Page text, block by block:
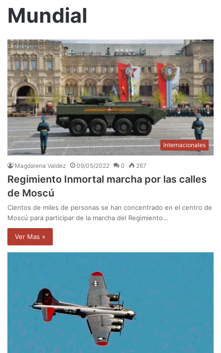
Mundial
Internacionales
Magdalena Valdez 09/05/2022 0 267
Regimiento Inmortal marcha por las calles
de Moscú
Cientos de miles de personas se han concentrado en el centro de
Moscú para participar de la marcha del Regimiento…
Ver Mas »